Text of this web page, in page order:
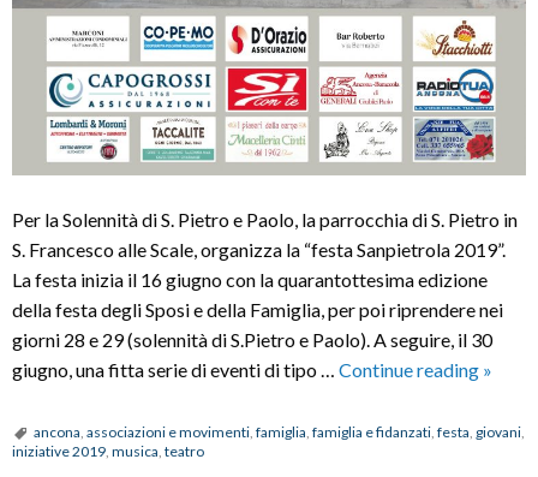
Per la Solennità di S. Pietro e Paolo, la parrocchia di S. Pietro in
S. Francesco alle Scale, organizza la “festa Sanpietrola 2019”.
La festa inizia il 16 giugno con la quarantottesima edizione
della festa degli Sposi e della Famiglia, per poi riprendere nei
giorni 28 e 29 (solennità di S.Pietro e Paolo). A seguire, il 30
giugno, una fitta serie di eventi di tipo … Continue reading Festa
2019
»
ancona, associazioni e movimenti, famiglia, famiglia e fidanzati, festa, giovani,
iniziative 2019, musica, teatro